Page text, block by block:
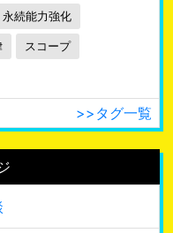
永続能力強化
スコープ
>>タグ一覧